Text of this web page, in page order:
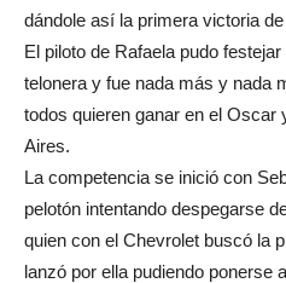
dándole así la primera victoria
El piloto de Rafaela pudo
telonera y fue nada más y nada
todos quieren ganar en el Oscar
Aires.
La competencia se inició con
pelotón intentando despegarse
quien con el Chevrolet buscó la
lanzó por ella pudiendo ponerse